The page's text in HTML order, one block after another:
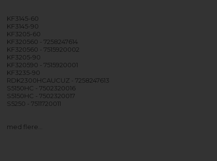
KF3145-60
KF3145-90
KF3205-60
KF320560 - 7258247614
KF320560 - 7515920002
KF3205-90
KF320590 - 7515920001
KF3235-90
RDK2300HCAUCUZ - 7258247613
S5150HC - 7502320016
S5150HC - 7502320017
S5250 - 7511720011
med flere…